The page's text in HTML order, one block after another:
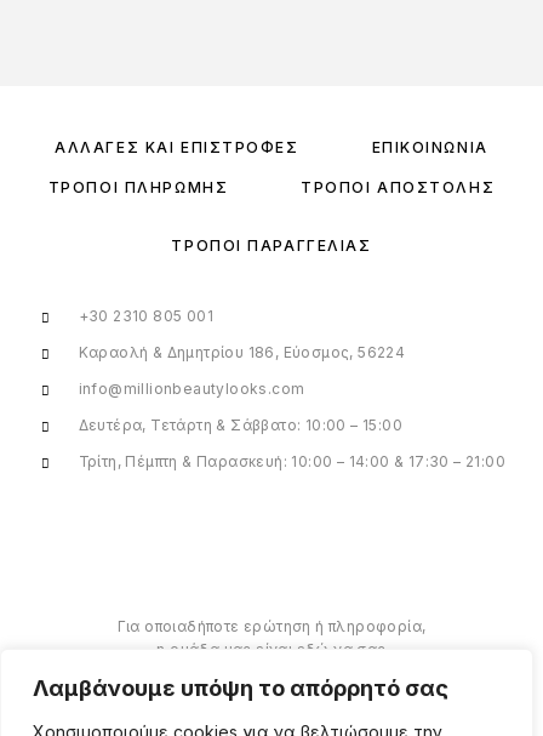
Λαμβάνουμε υπόψη το απόρρητό σας
Χρησιμοποιούμε cookies για να βελτιώσουμε την
ΑΛΛΑΓΈΣ ΚΑΙ ΕΠΙΣΤΡΟΦΈΣ ΕΠΙΚΟΙΝΩΝΊΑ
ΤΡΌΠΟΙ ΠΛΗΡΩΜΉΣ ΤΡΌΠΟΙ ΑΠΟΣΤΟΛΉΣ
ΤΡΌΠΟΙ ΠΑΡΑΓΓΕΛΊΑΣ
+30 2310 805 001
Καραολή & Δημητρίου 186, Εύοσμος, 56224
info@millionbeautylooks.com
Δευτέρα, Τετάρτη & Σάββατο: 10:00 – 15:00
Τρίτη, Πέμπτη & Παρασκευή: 10:00 – 14:00 & 17:30 – 21:00
Για οποιαδήποτε ερώτηση ή πληροφορία,
η ομάδα μας είναι εδώ να σας
βοηθήσουμε.